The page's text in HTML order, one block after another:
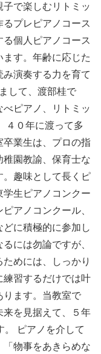
で楽しむリトミッ
プレピアノコース
る個人ピアノコース
ます。年齢に応じた
演奏する力を育て
して、渡部桂で
ピアノ、リトミッ
４０年に渡って多
卒業生は、プロの指
園教諭、保育士な
。趣味として長くピ
生ピアノコンクー
アノコンクール、
に積極的に参加し
には勿論ですが、
めには、しっかり
練習するだけでは叶
ります。当教室で
来を見据えて、５年
。 ピアノを介して
「物事をあきらめな